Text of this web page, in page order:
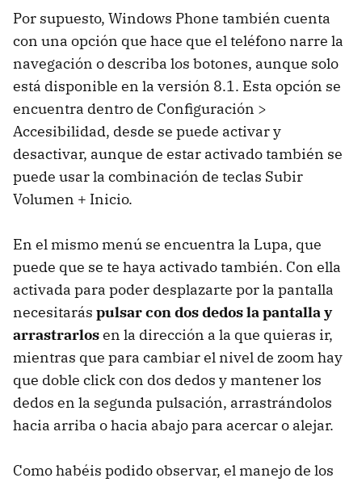
Por supuesto, Windows Phone también cuenta
con una opción que hace que el teléfono narre la
navegación o describa los botones, aunque solo
está disponible en la versión 8.1. Esta opción se
encuentra dentro de Configuración >
Accesibilidad, desde se puede activar y
desactivar, aunque de estar activado también se
puede usar la combinación de teclas Subir
Volumen + Inicio.
En el mismo menú se encuentra la Lupa, que
puede que se te haya activado también. Con ella
activada para poder desplazarte por la pantalla
necesitarás pulsar con dos dedos la pantalla y
arrastrarlosen la dirección a la que quieras ir,
mientras que para cambiar el nivel de zoom hay
que doble click con dos dedos y mantener los
dedos en la segunda pulsación, arrastrándolos
hacia arriba o hacia abajo para acercar o alejar.
Como habéis podido observar, el manejo de los